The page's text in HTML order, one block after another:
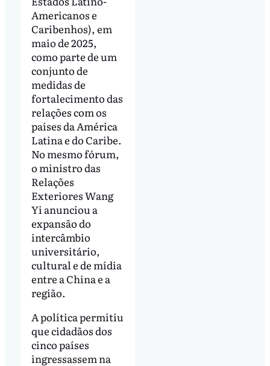
Americanos e
Caribenhos), em
maio de 2025,
como parte de um
conjunto de
medidas de
fortalecimento das
relações com os
países da América
Latina e do Caribe.
No mesmo fórum,
o ministro das
Relações
Exteriores Wang
Yi anunciou a
expansão do
intercâmbio
universitário,
cultural e de mídia
entre a China e a
região.
A política permitiu
que cidadãos dos
cinco países
ingressassem na